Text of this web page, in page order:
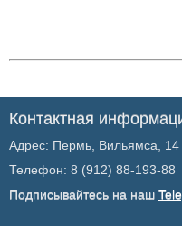
Контактная
Адрес: Пермь, Вильямса, 14
Телефон: 8 (912) 88-193-
Подписывайтесь на наш